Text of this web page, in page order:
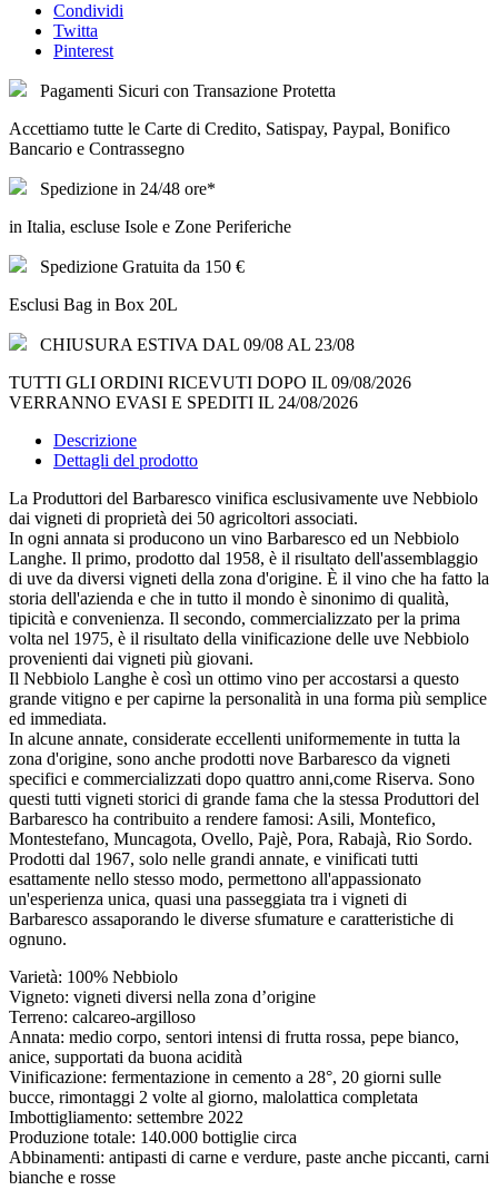
Condividi
Twitta
Pinterest
Pagamenti Sicuri con Transazione Protetta
Accettiamo tutte le Carte di Credito, Satispay, Paypal, Bonifico
Bancario e Contrassegno
Spedizione in 24/48 ore*
in Italia, escluse Isole e Zone Periferiche
Spedizione Gratuita da 150 €
Esclusi Bag in Box 20L
CHIUSURA ESTIVA DAL 09/08 AL 23/08
TUTTI GLI ORDINI RICEVUTI DOPO IL 09/08/2026
VERRANNO EVASI E SPEDITI IL 24/08/2026
Descrizione
Dettagli del prodotto
La Produttori del Barbaresco vinifica esclusivamente uve Nebbiolo
dai vigneti di proprietà dei 50 agricoltori associati.
In ogni annata si producono un vino Barbaresco ed un Nebbiolo
Langhe. Il primo, prodotto dal 1958, è il risultato dell'assemblaggio
di uve da diversi vigneti della zona d'origine. È il vino che ha fatto la
storia dell'azienda e che in tutto il mondo è sinonimo di qualità,
tipicità e convenienza. Il secondo, commercializzato per la prima
volta nel 1975, è il risultato della vinificazione delle uve Nebbiolo
provenienti dai vigneti più giovani.
Il Nebbiolo Langhe è così un ottimo vino per accostarsi a questo
grande vitigno e per capirne la personalità in una forma più semplice
ed immediata.
In alcune annate, considerate eccellenti uniformemente in tutta la
zona d'origine, sono anche prodotti nove Barbaresco da vigneti
specifici e commercializzati dopo quattro anni,come Riserva. Sono
questi tutti vigneti storici di grande fama che la stessa Produttori del
Barbaresco ha contribuito a rendere famosi: Asili, Montefico,
Montestefano, Muncagota, Ovello, Pajè, Pora, Rabajà, Rio Sordo.
Prodotti dal 1967, solo nelle grandi annate, e vinificati tutti
esattamente nello stesso modo, permettono all'appassionato
un'esperienza unica, quasi una passeggiata tra i vigneti di
Barbaresco assaporando le diverse sfumature e caratteristiche di
ognuno.
Varietà: 100% Nebbiolo
Vigneto: vigneti diversi nella zona d’origine
Terreno: calcareo-argilloso
Annata: medio corpo, sentori intensi di frutta rossa, pepe bianco,
anice, supportati da buona acidità
Vinificazione: fermentazione in cemento a 28°, 20 giorni sulle
bucce, rimontaggi 2 volte al giorno, malolattica completata
Imbottigliamento: settembre 2022
Produzione totale: 140.000 bottiglie circa
Abbinamenti: antipasti di carne e verdure, paste anche piccanti, carni
bianche e rosse